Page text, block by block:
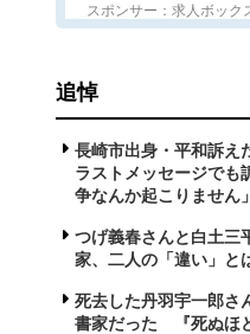
スポンサー：求人ボック
追悼
長崎市出身・平和訴
ラストメッセージで
争なんか起こりません」
つげ義春さんと白土
家、二人の「違い」と
死去した丹羽宇一郎さ
書家だった 『死ぬほ